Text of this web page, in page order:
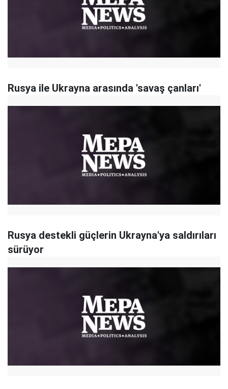
Rusya ile Ukrayna arasında 'savaş çanları'
Rusya destekli güçlerin Ukrayna'ya saldırıları
sürüyor